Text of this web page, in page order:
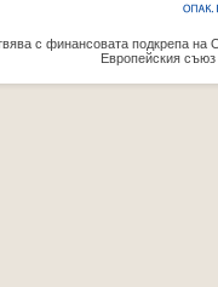
с финансовата подкрепа на
Европейския